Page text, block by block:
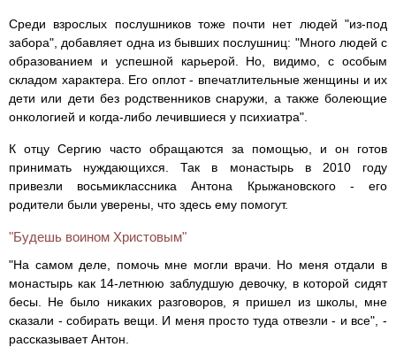
Среди взрослых послушников тоже почти нет людей "из-под
забора", добавляет одна из бывших послушниц: "Много людей с
образованием и успешной карьерой. Но, видимо, с особым
складом характера. Его оплот - впечатлительные женщины и их
дети или дети без родственников снаружи, а также болеющие
онкологией и когда-либо лечившиеся у психиатра".
К отцу Сергию часто обращаются за помощью, и он готов
принимать нуждающихся. Так в монастырь в 2010 году
привезли восьмиклассника Антона Крыжановского - его
родители были уверены, что здесь ему помогут.
"Будешь воином Христовым"
"На самом деле, помочь мне могли врачи. Но меня отдали в
монастырь как 14-летнюю заблудшую девочку, в которой сидят
бесы. Не было никаких разговоров, я пришел из школы, мне
сказали - собирать вещи. И меня просто туда отвезли - и все", -
рассказывает Антон.